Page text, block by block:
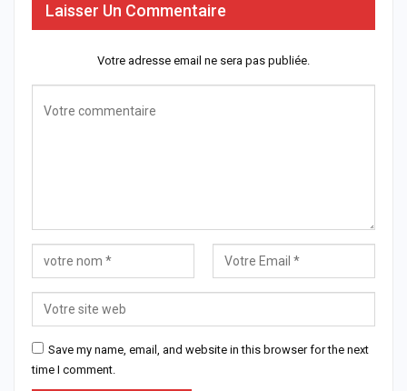
Laisser Un Commentaire
Votre adresse email ne sera pas publiée.
Save my name, email, and website in this browser for the next
time I comment.